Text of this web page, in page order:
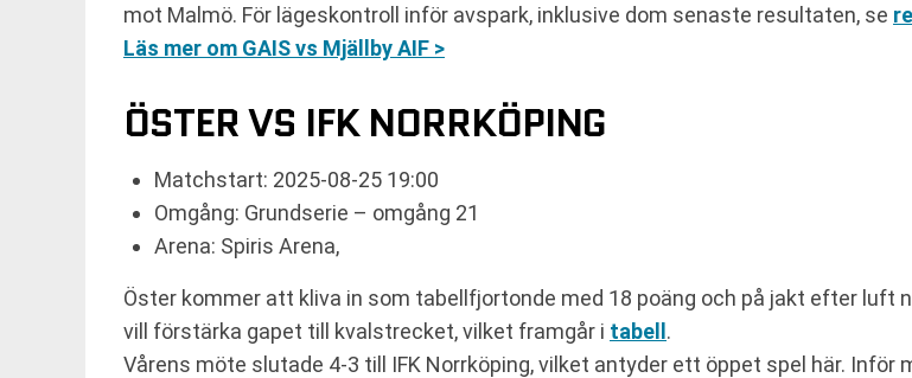
mot Malmö. För lägeskontroll inför avspark, inklusive dom senaste resultaten, se
Läs mer om GAIS vs Mjällby AIF >
ÖSTER VS IFK NORRKÖPING
Matchstart: 2025-08-25 19:00
Omgång: Grundserie – omgång 21
Arena: Spiris Arena,
Öster kommer att kliva in som tabellfjortonde med 18 poäng och på jakt efter luft
vill förstärka gapet till kvalstrecket, vilket framgår i tabell .
Vårens möte slutade 4-3 till IFK Norrköping, vilket antyder ett öppet spel här. Inför